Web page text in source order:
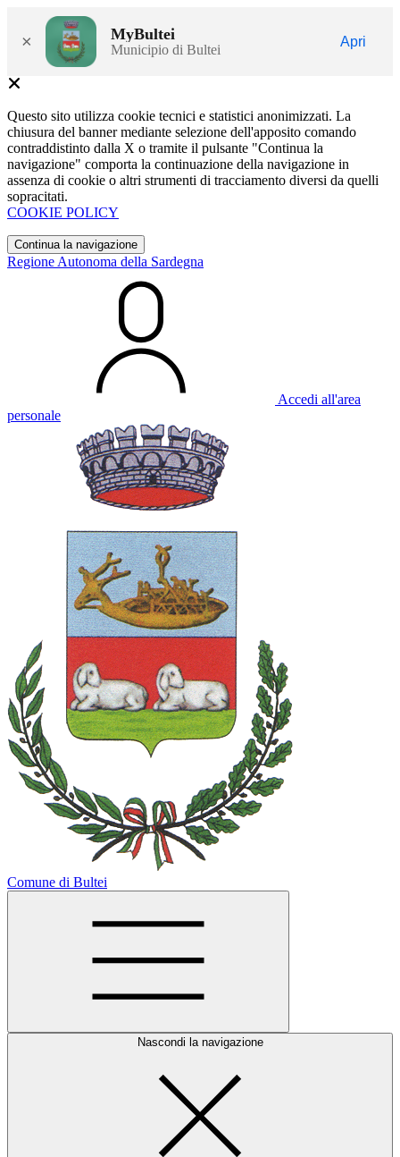
× MyBultei
Municipio di Bultei
Apri
Questo sito utilizza cookie tecnici e statistici anonimizzati. La
chiusura del banner mediante selezione dell'apposito comando
contraddistinto dalla X o tramite il pulsante "Continua la
navigazione" comporta la continuazione della navigazione in
assenza di cookie o altri strumenti di tracciamento diversi da quelli
sopracitati.
COOKIE POLICY
Continua la navigazione
Regione Autonoma della Sardegna
Accedi all'area
personale
Comune di Bultei
Nascondi la navigazione